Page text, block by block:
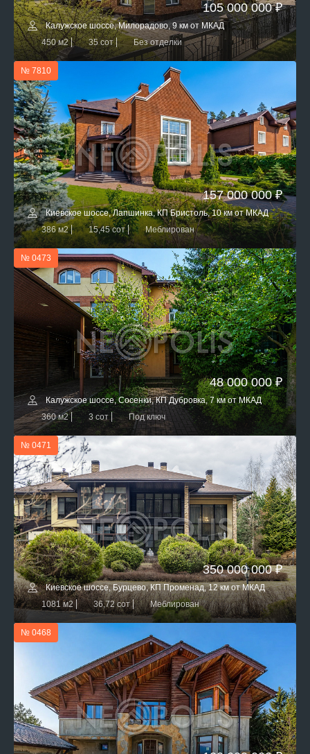
105 000 000 ₽
Калужское шоссе, Милорадово, 9 км от МКАД
450 м2
35 сот Без отделки
№ 7810
157 000 000 ₽
Киевское шоссе, Лапшинка, КП Бристоль, 10 км от МКАД
386 м2
15,45 сот Меблирован
№ 0473
48 000 000 ₽
Калужское шоссе, Сосенки, КП Дубровка, 7 км от МКАД
360 м2
3 сот Под ключ
№ 0471
350 000 000 ₽
Киевское шоссе, Бурцево, КП Променад, 12 км от МКАД
1081 м2
36,72 сот Меблирован
№ 0468